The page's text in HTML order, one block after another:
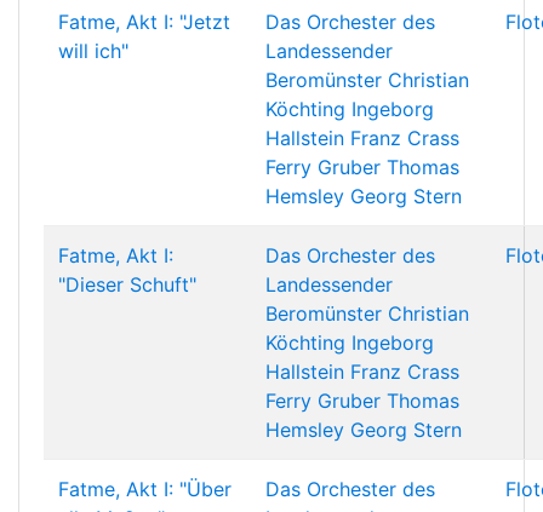
Fatme, Akt I: "Jetzt
will ich"
Das Orchester des
Landessender
Beromünster Christian
Köchting Ingeborg
Hallstein Franz Crass
Ferry Gruber Thomas
Hemsley Georg Stern
Fatme, Akt I:
"Dieser Schuft"
Das Orchester des
Landessender
Beromünster Christian
Köchting Ingeborg
Hallstein Franz Crass
Ferry Gruber Thomas
Hemsley Georg Stern
Fatme, Akt I: "Über
Das Orchester des